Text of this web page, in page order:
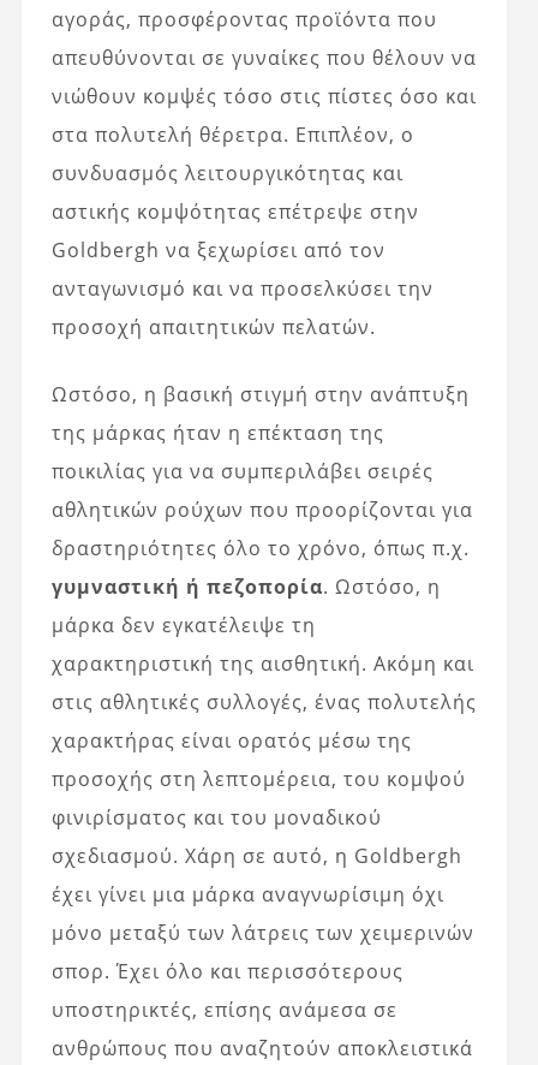
αγοράς, προσφέροντας προϊόντα που
απευθύνονται σε γυναίκες που θέλουν να
νιώθουν κομψές τόσο στις πίστες όσο και
στα πολυτελή θέρετρα. Επιπλέον, ο
συνδυασμός λειτουργικότητας και
αστικής κομψότητας επέτρεψε στην
Goldbergh να ξεχωρίσει από τον
ανταγωνισμό και να προσελκύσει την
προσοχή απαιτητικών πελατών.
Ωστόσο, η βασική στιγμή στην ανάπτυξη
της μάρκας ήταν η επέκταση της
ποικιλίας για να συμπεριλάβει σειρές
αθλητικών ρούχων που προορίζονται για
δραστηριότητες όλο το χρόνο, όπως π.χ.
γυμναστική ή πεζοπορία. Ωστόσο, η
μάρκα δεν εγκατέλειψε τη
χαρακτηριστική της αισθητική. Ακόμη και
στις αθλητικές συλλογές, ένας πολυτελής
χαρακτήρας είναι ορατός μέσω της
προσοχής στη λεπτομέρεια, του κομψού
φινιρίσματος και του μοναδικού
σχεδιασμού. Χάρη σε αυτό, η Goldbergh
έχει γίνει μια μάρκα αναγνωρίσιμη όχι
μόνο μεταξύ των λάτρεις των χειμερινών
σπορ. Έχει όλο και περισσότερους
υποστηρικτές, επίσης ανάμεσα σε
ανθρώπους που αναζητούν αποκλειστικά